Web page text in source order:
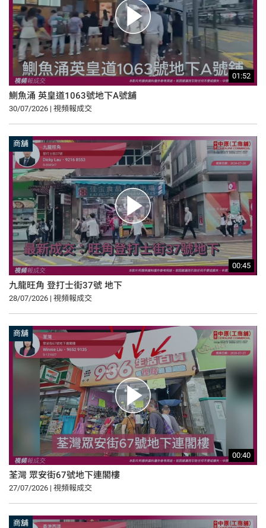
01:52
鰂魚涌 英皇道1063號地下A號舖
30/07/2026 | 視頻報成交
00:45
商舖
九龍旺角 登打士街37號 地下
28/07/2026 | 視頻報成交
00:40
商舖
荃灣 眾安街67號地下連閣樓
27/07/2026 | 視頻報成交
商舖